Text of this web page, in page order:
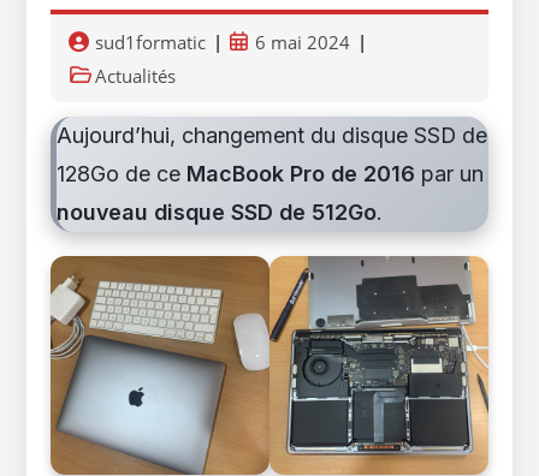
Auteur/autrice
de
la
publication :
sud1formatic
Publication
6 mai 2024
PostActualités
Aujourd’hui, changement du disque SSD de
128Go de ce MacBook Pro de 2016 par un
nouveau disque SSD de 512Go.